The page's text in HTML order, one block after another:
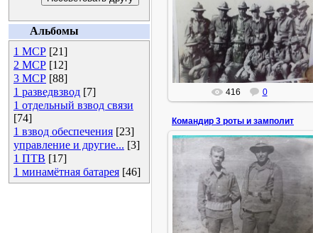
Альбомы
1 МСР [21]
2 МСР [12]
3 МСР [88]
1 разведвзвод [7]
1 отдельный взвод связи
[74]
1 взвод обеспечения [23]
управление и другие... [3]
1 ПТВ [17]
1 минамётная батарея [46]
04.02.2022
1980 год
ИгорьМ
416 0
Командир 3 роты и замполит
01.02.2022
Командир Ешенин и замполит
Григоров, 1980 год.
ИгорьМ